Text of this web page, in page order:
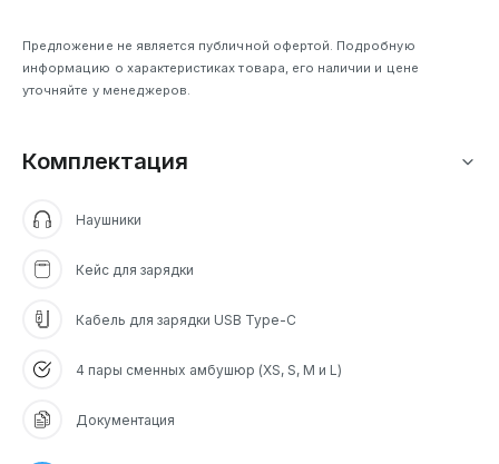
22 ч с зарядным
чехлом
Предложение не является публичной офертой. Подробную
информацию о характеристиках товара, его наличии и цене
уточняйте у менеджеров.
Комплектация
Наушники
Кейс для зарядки
Кабель для зарядки USB Type-C
4 пары сменных амбушюр (XS, S, M и L)
Документация